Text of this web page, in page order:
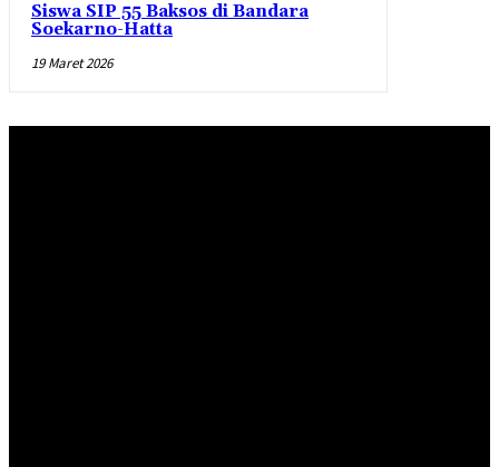
Siswa SIP 55 Baksos di Bandara
Soekarno-Hatta
19 Maret 2026